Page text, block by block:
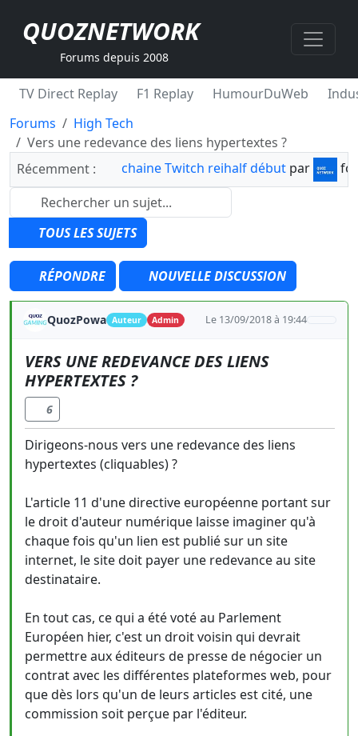
QUOZNETWORK
Forums depuis 2008
TV Direct Replay F1 Replay HumourDuWeb
Forums
High Tech
Vers une redevance des liens hypertextes ?
Récemment :
chaine Twitch reihalf début par
TOUS LES SUJETS
RÉPONDRE NOUVELLE DISCUSSION
QuozPowa Auteur Admin Le 13/09/2018 à 19:44
VERS UNE REDEVANCE DES LIENS
HYPERTEXTES ?
6
Dirigeons-nous vers une redevance des liens
hypertextes (cliquables) ?
L'article 11 d'une directive européenne portant sur
le droit d'auteur numérique laisse imaginer qu'à
chaque fois qu'un lien est publié sur un site
internet, le site doit payer une redevance au site
destinataire.
En tout cas, ce qui a été voté au Parlement
Européen hier, c'est un droit voisin qui devrait
permettre aux éditeurs de presse de négocier un
contrat avec les différentes plateformes web, pour
que dès lors qu'un de leurs articles est cité, une
commission soit perçue par l'éditeur.